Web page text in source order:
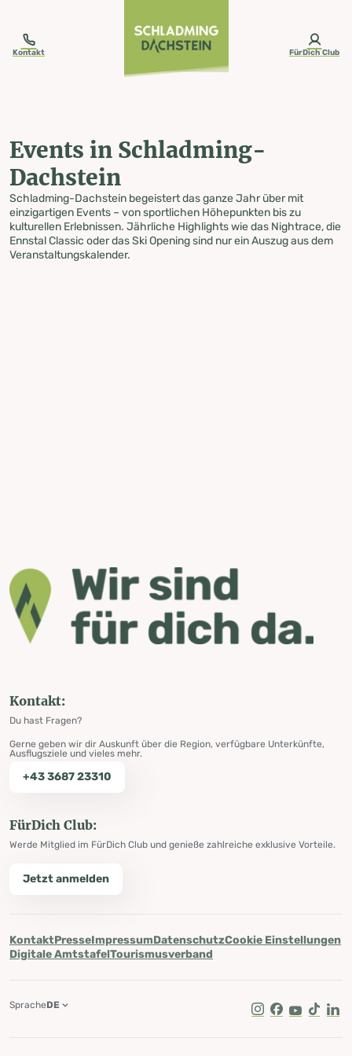
Kontakt FürDich Club
Events in Schladming-
Dachstein
Schladming-Dachstein begeistert das ganze Jahr über mit
einzigartigen Events – von sportlichen Höhepunkten bis zu
kulturellen Erlebnissen. Jährliche Highlights wie das Nightrace, die
Ennstal Classic oder das Ski Opening sind nur ein Auszug aus dem
Veranstaltungskalender.
Kontakt:
Du hast Fragen?
Gerne geben wir dir Auskunft über die Region, verfügbare Unterkünfte,
Ausflugsziele und vieles mehr.
+43 3687 23310
FürDich Club:
Werde Mitglied im FürDich Club und genieße zahlreiche exklusive Vorteile.
Jetzt anmelden
KontaktPresseImpressumDatenschutzCookie Einstellungen
Digitale AmtstafelTourismusverband
Instagram
Facebook
Youtube
Tik Tok
SpracheDE